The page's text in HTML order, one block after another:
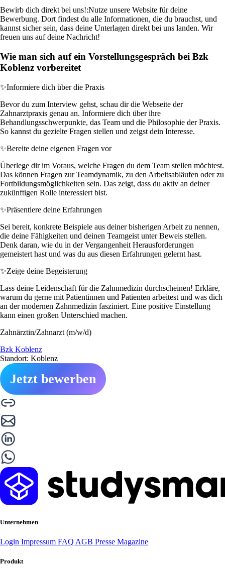
Bewirb dich direkt bei uns!:Nutze unsere Website für deine
Bewerbung. Dort findest du alle Informationen, die du brauchst, und
kannst sicher sein, dass deine Unterlagen direkt bei uns landen. Wir
freuen uns auf deine Nachricht!
Wie man sich auf ein Vorstellungsgespräch bei Bzk
Koblenz vorbereitet
✨Informiere dich über die Praxis
Bevor du zum Interview gehst, schau dir die Webseite der
Zahnarztpraxis genau an. Informiere dich über ihre
Behandlungsschwerpunkte, das Team und die Philosophie der Praxis.
So kannst du gezielte Fragen stellen und zeigst dein Interesse.
✨Bereite deine eigenen Fragen vor
Überlege dir im Voraus, welche Fragen du dem Team stellen möchtest.
Das können Fragen zur Teamdynamik, zu den Arbeitsabläufen oder zu
Fortbildungsmöglichkeiten sein. Das zeigt, dass du aktiv an deiner
zukünftigen Rolle interessiert bist.
✨Präsentiere deine Erfahrungen
Sei bereit, konkrete Beispiele aus deiner bisherigen Arbeit zu nennen,
die deine Fähigkeiten und deinen Teamgeist unter Beweis stellen.
Denk daran, wie du in der Vergangenheit Herausforderungen
gemeistert hast und was du aus diesen Erfahrungen gelernt hast.
✨Zeige deine Begeisterung
Lass deine Leidenschaft für die Zahnmedizin durchscheinen! Erkläre,
warum du gerne mit Patientinnen und Patienten arbeitest und was dich
an der modernen Zahnmedizin fasziniert. Eine positive Einstellung
kann einen großen Unterschied machen.
Zahnärztin/Zahnarzt (m/w/d)
Bzk Koblenz
Standort: Koblenz
Jetzt bewerben
Unternehmen
Login Impressum FAQ AGB Presse Magazine
Produkt